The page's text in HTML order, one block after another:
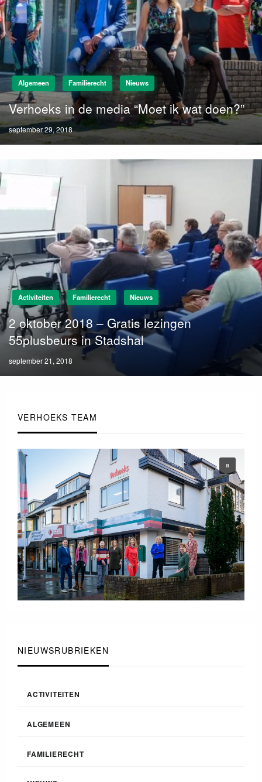
VERHOEKS TEAM
NIEUWSRUBRIEKEN
ACTIVITEITEN
ALGEMEEN
FAMILIERECHT
Algemeen Familierecht Nieuws
Verhoeks in de media “Moet ik wat doen?”
Posted
on
september 29, 2018
Activiteiten Familierecht Nieuws
2 oktober 2018 – Gratis lezingen
55plusbeurs in Stadshal
Posted
on
september 21, 2018